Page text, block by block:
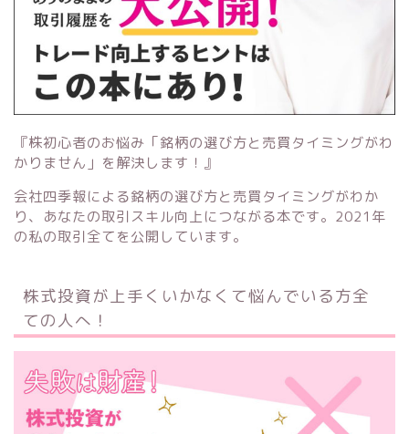
『株初心者のお悩み「銘柄の選び方と売買タイミングがわ
かりません」を解決します！』
会社四季報による銘柄の選び方と売買タイミングがわか
り、あなたの取引スキル向上につながる本です。2021年
の私の取引全てを公開しています。
株式投資が上手くいかなくて悩んでいる方全
ての人へ！